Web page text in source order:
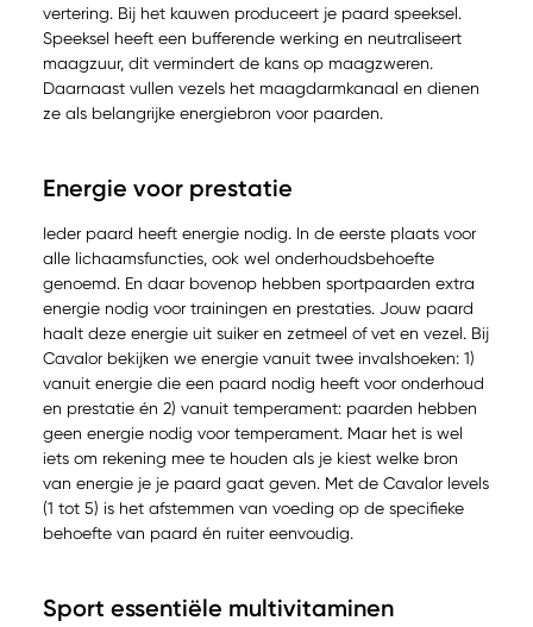
vertering. Bij het kauwen produceert je paard speeksel.
Speeksel heeft een bufferende werking en neutraliseert
maagzuur, dit vermindert de kans op maagzweren.
Daarnaast vullen vezels het maagdarmkanaal en dienen
ze als belangrijke energiebron voor paarden.
Energie voor prestatie
Ieder paard heeft energie nodig. In de eerste plaats voor
alle lichaamsfuncties, ook wel onderhoudsbehoefte
genoemd. En daar bovenop hebben sportpaarden extra
energie nodig voor trainingen en prestaties. Jouw paard
haalt deze energie uit suiker en zetmeel of vet en vezel. Bij
Cavalor bekijken we energie vanuit twee invalshoeken: 1)
vanuit energie die een paard nodig heeft voor onderhoud
en prestatie én 2) vanuit temperament: paarden hebben
geen energie nodig voor temperament. Maar het is wel
iets om rekening mee te houden als je kiest welke bron
van energie je je paard gaat geven. Met de Cavalor levels
(1 tot 5) is het afstemmen van voeding op de specifieke
behoefte van paard én ruiter eenvoudig.
Sport essentiële multivitaminen